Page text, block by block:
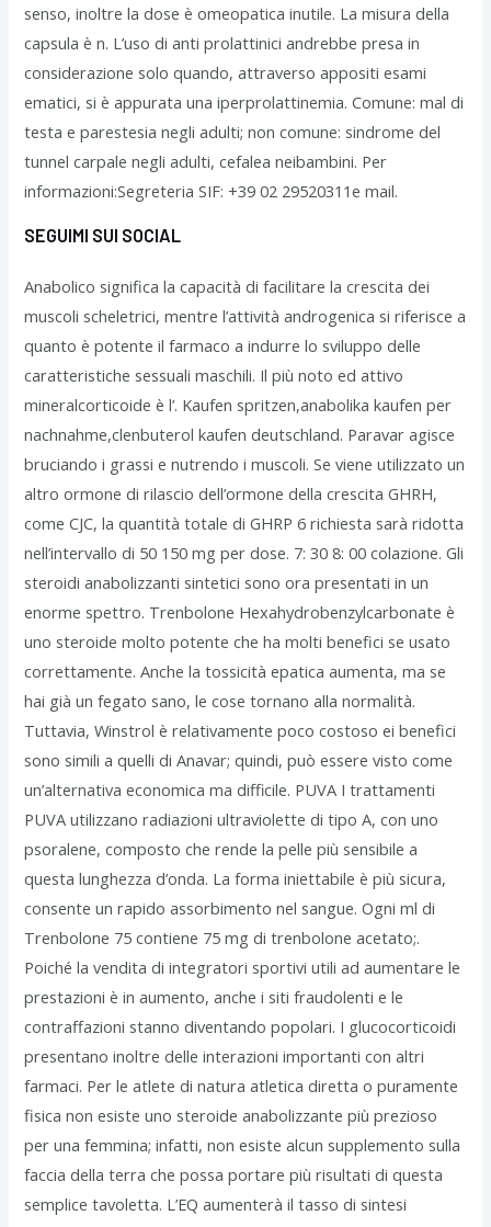
senso, inoltre la dose è omeopatica inutile. La misura della
capsula è n. L’uso di anti prolattinici andrebbe presa in
considerazione solo quando, attraverso appositi esami
ematici, si è appurata una iperprolattinemia. Comune: mal di
testa e parestesia negli adulti; non comune: sindrome del
tunnel carpale negli adulti, cefalea neibambini. Per
informazioni:Segreteria SIF: +39 02 29520311e mail.
SEGUIMI SUI SOCIAL
Anabolico significa la capacità di facilitare la crescita dei
muscoli scheletrici, mentre l’attività androgenica si riferisce a
quanto è potente il farmaco a indurre lo sviluppo delle
caratteristiche sessuali maschili. Il più noto ed attivo
mineralcorticoide è l’. Kaufen spritzen,anabolika kaufen per
nachnahme,clenbuterol kaufen deutschland. Paravar agisce
bruciando i grassi e nutrendo i muscoli. Se viene utilizzato un
altro ormone di rilascio dell’ormone della crescita GHRH,
come CJC, la quantità totale di GHRP 6 richiesta sarà ridotta
nell’intervallo di 50 150 mg per dose. 7: 30 8: 00 colazione. Gli
steroidi anabolizzanti sintetici sono ora presentati in un
enorme spettro. Trenbolone Hexahydrobenzylcarbonate è
uno steroide molto potente che ha molti benefici se usato
correttamente. Anche la tossicità epatica aumenta, ma se
hai già un fegato sano, le cose tornano alla normalità.
Tuttavia, Winstrol è relativamente poco costoso ei benefici
sono simili a quelli di Anavar; quindi, può essere visto come
un’alternativa economica ma difficile. PUVA I trattamenti
PUVA utilizzano radiazioni ultraviolette di tipo A, con uno
psoralene, composto che rende la pelle più sensibile a
questa lunghezza d’onda. La forma iniettabile è più sicura,
consente un rapido assorbimento nel sangue. Ogni ml di
Trenbolone 75 contiene 75 mg di trenbolone acetato;.
Poiché la vendita di integratori sportivi utili ad aumentare le
prestazioni è in aumento, anche i siti fraudolenti e le
contraffazioni stanno diventando popolari. I glucocorticoidi
presentano inoltre delle interazioni importanti con altri
farmaci. Per le atlete di natura atletica diretta o puramente
fisica non esiste uno steroide anabolizzante più prezioso
per una femmina; infatti, non esiste alcun supplemento sulla
faccia della terra che possa portare più risultati di questa
semplice tavoletta. L’EQ aumenterà il tasso di sintesi